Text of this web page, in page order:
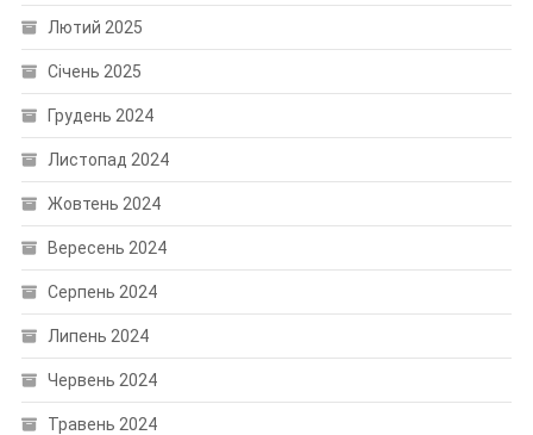
Лютий 2025
Січень 2025
Грудень 2024
Листопад 2024
Жовтень 2024
Вересень 2024
Серпень 2024
Липень 2024
Червень 2024
Травень 2024